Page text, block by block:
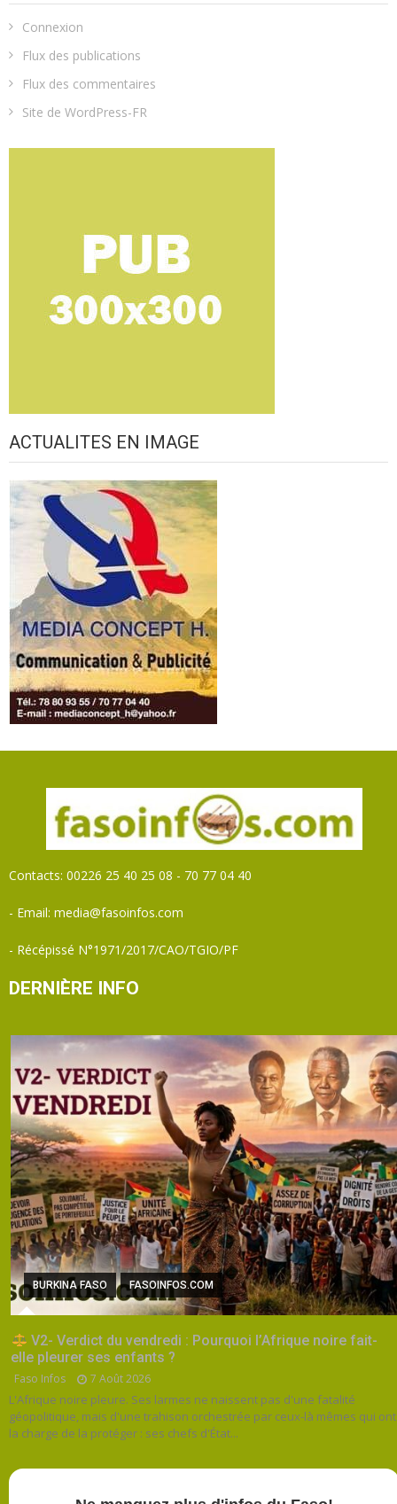
Connexion
Flux des publications
Flux des commentaires
Site de WordPress-FR
ACTUALITES EN IMAGE
Contacts: 00226 25 40 25 08 - 70 77 04 40
- Email: media@fasoinfos.com
- Récépissé N°1971/2017/CAO/TGIO/PF
DERNIÈRE INFO
BURKINA FASO FASOINFOS.COM
V2- Verdict du vendredi : Pourquoi l’Afrique noire fait-
elle pleurer ses enfants ?
Faso Infos 7 Août 2026
L'Afrique noire pleure. Ses larmes ne naissent pas d'une fatalité
géopolitique, mais d'une trahison orchestrée par ceux-là mêmes qui ont
la charge de la protéger : ses chefs d'État...